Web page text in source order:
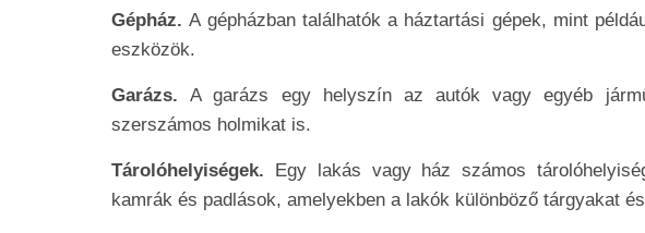
Gépház.A gépházban találhatók a háztartási gépek, mint
eszközök.
Garázs.A garázs egy helyszín az autók vagy egyéb
szerszámos holmikat is.
Tárolóhelyiségek. Egy lakás vagy ház számos
kamrák és padlások, amelyekben a lakók különböző tárgyakat